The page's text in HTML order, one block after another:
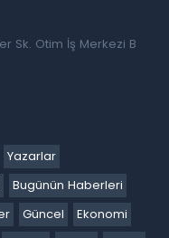
Sk. Otim İş Merkezi B
Yazarlar
Bugünün Haberleri
Güncel
Ekonomi